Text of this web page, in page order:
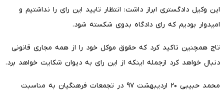
این وکیل دادگستری ابراز داشت: انتظار تایید این رای را نداشتیم و
امیدوار بودیم که رای دادگاه بدوی شکسته شود.
تاج همچنین تاکید کرد که حقوق موکل خود را از همه مجاری قانونی
دنبال خواهد کرد ازجمله اینکه از این رای به دیوان شکایت خواهد برد.
محمد حبیبی ۲۰ اردیبهشت ۹۷ در تجمعات فرهنگیان به مناسبت